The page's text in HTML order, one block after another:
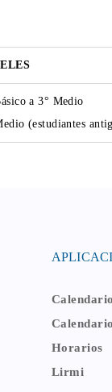
a 3° Medio
(estudiantes
Horarios
Lirmi